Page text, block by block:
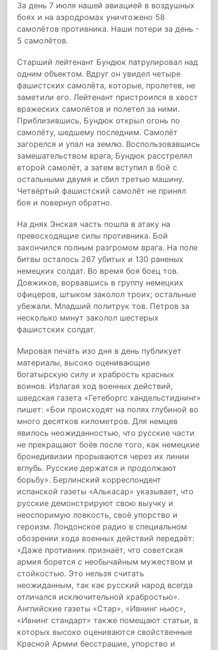
За день 7 июля нашей авиацией в воздушных
боях и на аэродромах уничтожено 58
самолётов противника. Наши потери за день -
5 самолётов.
Старший лейтенант Бундюк патрулировал над
одним объектом. Вдруг он увидел четыре
фашистских самолёта, которые, пролетев, не
заметили его. Лейтенант пристроился в хвост
вражеских самолётов и полетел за ними.
Приблизившись, Бундюк открыл огонь по
самолёту, шедшему последним. Самолёт
загорелся и упал на землю. Воспользовавшись
замешательством врага, Бундюк расстрелял
второй самолёт, а затем вступил в бой с
остальными двумя и сбил третью машину.
Четвёртый фашистский самолёт не принял
боя и повернул обратно.
На днях Энская часть пошла в атаку на
превосходящие силы противника. Бой
закончился полным разгромом врага. На поле
битвы осталось 267 убитых и 130 раненых
немецких солдат. Во время боя боец тов.
Довжиков, ворвавшись в группу немецких
офицеров, штыком заколол троих; остальные
убежали. Младший политрук тов. Петров за
несколько минут заколол шестерых
фашистских солдат.
Мировая печать изо дня в день публикует
материалы, высоко оценивающие
богатырскую силу и храбрость красных
воинов. Излагая ход военных действий,
шведская газета «Гетеборгс хандельстиднинг»
пишет: «Бои происходят на полях глубиной во
много десятков километров. Для немцев
явилось неожиданностью, что русские части
не прекращают боёв после того, как немецкие
бронедивизии прорываются через их линии
вглубь. Русские держатся и продолжают
борьбу». Берлинский корреспондент
испанской газеты «Алькасар» указывает, что
русские демонстрируют свою выучку и
неоспоримую ловкость, своё упорство и
героизм. Лондонское радио в специальном
обозрении хода военных действий передаёт:
«Даже противник признаёт, что советская
армия борется с необычайным мужеством и
стойкостью. Это нельзя считать
неожиданным, так как русский народ всегда
отличался исключительной храбростью».
Английские газеты «Стар», «Ивнинг ньюс»,
«Ивнинг стандарт» также помещают статьи, в
которых высоко оцениваются свойственные
Красной Армии бесстрашие, упорство и